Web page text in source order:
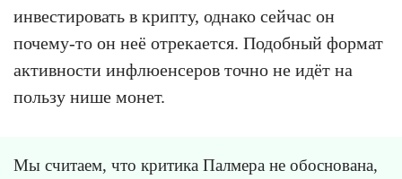
инвестировать в крипту, однако сейчас он
почему-то он неё отрекается. Подобный формат
активности инфлюенсеров точно не идёт на
пользу нише монет.
Мы считаем, что критика Палмера не обоснована,